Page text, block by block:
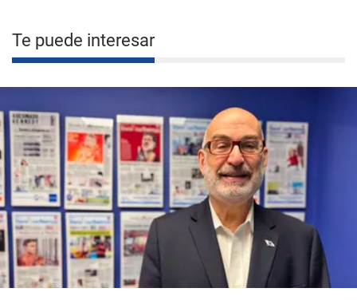
Te puede interesar